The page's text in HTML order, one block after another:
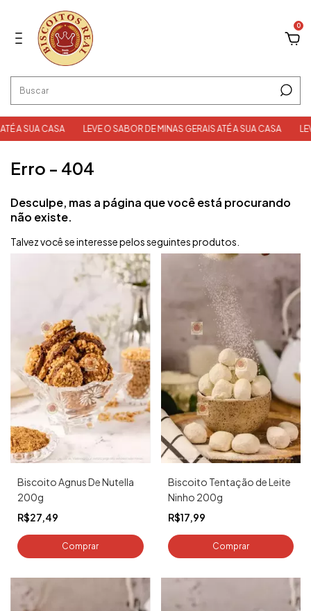
0
A SUA CASA LEVE O SABOR DE MINAS GERAIS ATÉ A SUA CASA
Erro - 404
Desculpe, mas a página que você está procurando
não existe.
Talvez você se interesse pelos seguintes produtos.
Biscoito Agnus De Nutella
200g
R$27,49
Biscoito Tentação de Leite
Ninho 200g
R$17,99